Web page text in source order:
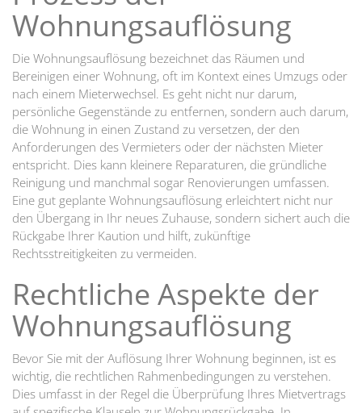
Wohnungsauflösung
Die Wohnungsauflösung bezeichnet das Räumen und
Bereinigen einer Wohnung, oft im Kontext eines Umzugs oder
nach einem Mieterwechsel. Es geht nicht nur darum,
persönliche Gegenstände zu entfernen, sondern auch darum,
die Wohnung in einen Zustand zu versetzen, der den
Anforderungen des Vermieters oder der nächsten Mieter
entspricht. Dies kann kleinere Reparaturen, die gründliche
Reinigung und manchmal sogar Renovierungen umfassen.
Eine gut geplante Wohnungsauflösung erleichtert nicht nur
den Übergang in Ihr neues Zuhause, sondern sichert auch die
Rückgabe Ihrer Kaution und hilft, zukünftige
Rechtsstreitigkeiten zu vermeiden.
Rechtliche Aspekte der
Wohnungsauflösung
Bevor Sie mit der Auflösung Ihrer Wohnung beginnen, ist es
wichtig, die rechtlichen Rahmenbedingungen zu verstehen.
Dies umfasst in der Regel die Überprüfung Ihres Mietvertrags